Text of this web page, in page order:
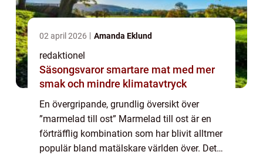
02 april 2026 Amanda Eklund
redaktionel
Säsongsvaror smartare mat med mer
smak och mindre klimatavtryck
En övergripande, grundlig översikt över
”marmelad till ost” Marmelad till ost är en
förträfflig kombination som har blivit alltmer
populär bland matälskare världen över. Det